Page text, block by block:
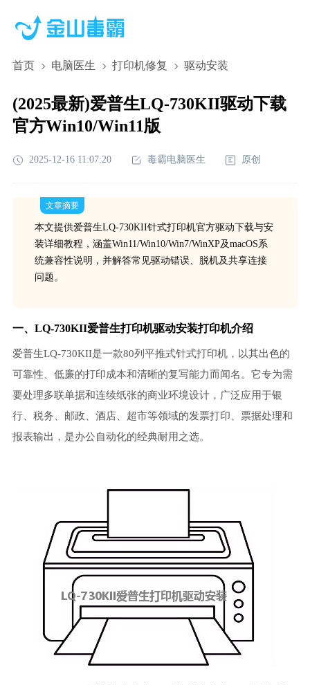
首页 电脑医生 打印机修复 驱动安装
(2025最新)爱普生LQ-730KII驱动下载
官方Win10/Win11版
2025-12-16 11:07:20 毒霸电脑医生 原创
文章摘要
本文提供爱普生LQ-730KII针式打印机官方驱动下载与安
装详细教程，涵盖Win11/Win10/Win7/WinXP及macOS系
统兼容性说明，并解答常见驱动错误、脱机及共享连接
问题。
一、LQ-730KII爱普生打印机驱动安装打印机介绍
爱普生LQ-730KII是一款80列平推式针式打印机，以其出色的
可靠性、低廉的打印成本和清晰的复写能力而闻名。它专为需
要处理多联单据和连续纸张的商业环境设计，广泛应用于银
行、税务、邮政、酒店、超市等领域的发票打印、票据处理和
报表输出，是办公自动化的经典耐用之选。